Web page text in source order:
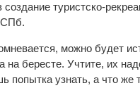
туристско-
СПб.
можно будет
бересте. Учтите, их
попытка узнать, а что же